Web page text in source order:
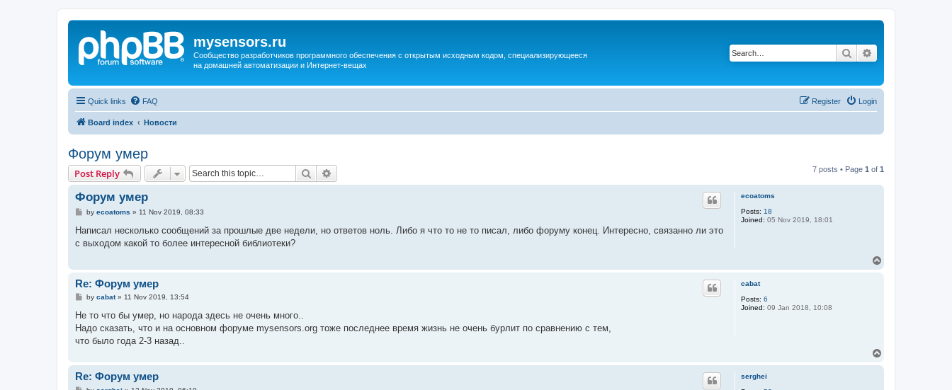
mysensors.ru
Сообщество разработчиков программного обеспечения с открытым исходным кодом, специализирующееся
на домашней автоматизации и Интернет-вещах
Search
Quick links FAQ Login
Register
Board index Новости
Форум умер
Post Reply Search 7 posts • Page 1 of 1
ecoatoms
Posts: 18
Joined: 05 Nov 2019, 18:01
Форум умер
P
s
by ecoatoms » 11 Nov 2019, 08:33
Написал несколько сообщений за прошлые две недели, но ответов ноль. Либо я что то не то писал, либо форуму конец. Интересно, связанно ли это
с выходом какой то более интересной библиотеки?
cabat
Posts: 6
Joined: 09 Jan 2018, 10:08
Re: Форум умер
P
s
by cabat» 11 Nov 2019, 13:54
Не то что бы умер, но народа здесь не очень много..
Надо сказать, что и на основном форуме mysensors.org тоже последнее время жизнь не очень бурлит по сравнению с тем,
что было года 2-3 назад..
serghei
Re: Форум умер